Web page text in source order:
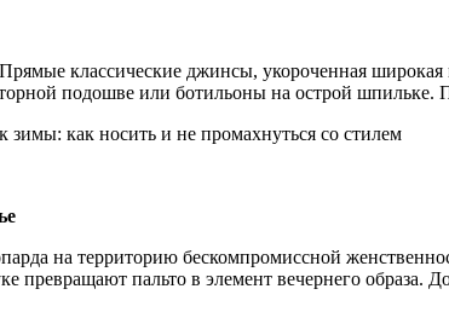
классические джинсы, укороченная
подошве или ботильоны на острой шпильке.
на территорию бескомпромиссной
превращают пальто в элемент вечернего